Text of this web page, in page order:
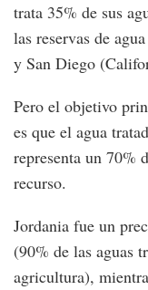
trata 35% de sus
las reservas de
y San Diego
Pero el objetivo
es que el agua
representa un 70%
recurso.
Jordania fue un
(90% de las aguas
agricultura),